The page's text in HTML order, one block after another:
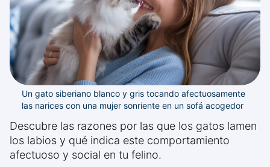
Un gato siberiano blanco y gris tocando afectuosamente
las narices con una mujer sonriente en un sofá acogedor
Descubre las razones por las que los gatos lamen
los labios y qué indica este comportamiento
afectuoso y social en tu felino.